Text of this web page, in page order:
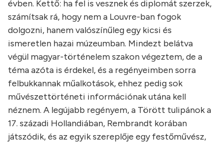
évben. Kettő: ha fel is vesznek és diplomát szerzek,
számítsak rá, hogy nem a Louvre-ban fogok
dolgozni, hanem valószínűleg egy kicsi és
ismeretlen hazai múzeumban. Mindezt belátva
végül magyar-történelem szakon végeztem, de a
téma azóta is érdekel, és a regényeimben sorra
felbukkannak műalkotások, ehhez pedig sok
művészettörténeti információnak utána kell
néznem. A legújabb regényem, a Törött tulipánok a
17. századi Hollandiában, Rembrandt korában
játszódik, és az egyik szereplője egy festőművész,